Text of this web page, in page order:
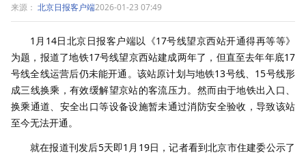
来源： 北京日报客户端2026-01-23 07:49
1月14日北京日报客户端以《17号线望京西站开通得再等等》
为题，报道了地铁17号线望京西站建成两年了，但直至去年年底17
号线全线运营后仍未能开通。该站原计划与地铁13号线、15号线形
成三线换乘，有效缓解望京站的客流压力。然而由于地铁出入口、
换乘通道、安全出口等设备设施暂未通过消防安全验收，导致该站
至今无法开通。
就在报道刊发后5天即1月19日，记者看到北京市住建委公示了